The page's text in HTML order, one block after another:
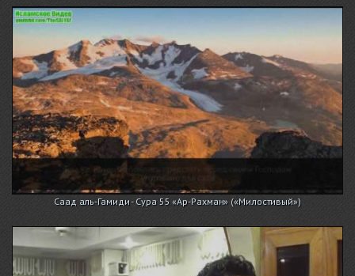
Саад аль-Гамиди - Сура 55 «Ар-Рахман» («Милостивый»)